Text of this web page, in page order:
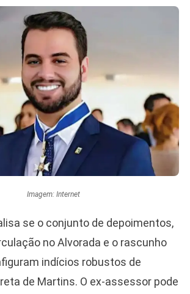
Imagem: Internet
se o conjunto de depoimentos,
no Alvorada e o rascunho
indícios robustos de
de Martins. O ex-assessor pode